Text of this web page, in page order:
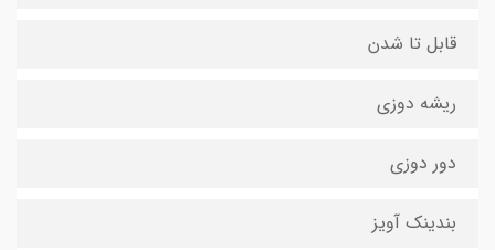
قابل تا شدن
ریشه دوزی
دور دوزی
بندینک آویز